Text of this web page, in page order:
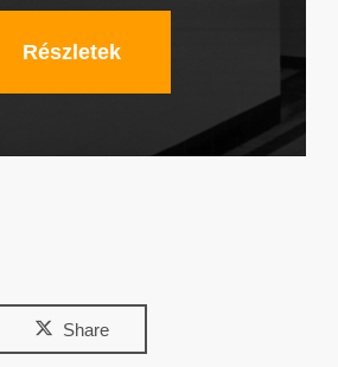
Részletek
Share